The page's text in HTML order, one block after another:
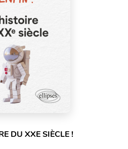
DU XXE SIÈCLE !